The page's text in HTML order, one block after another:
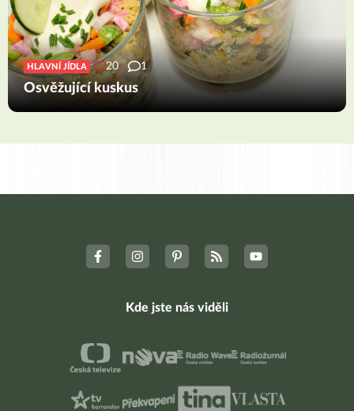
HLAVNÍ JÍDLA 20 1
Osvěžující kuskus
Kde jste nás viděli